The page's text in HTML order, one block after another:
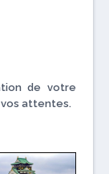
de votre
attentes.